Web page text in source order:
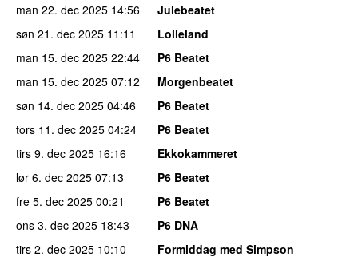
man 22. dec 2025 14:56
Julebeatet
søn 21. dec 2025 11:11
Lolleland
man 15. dec 2025 22:44
P6 Beatet
man 15. dec 2025 07:12
Morgenbeatet
søn 14. dec 2025 04:46
P6 Beatet
tors 11. dec 2025 04:24
P6 Beatet
tirs 9. dec 2025 16:16
Ekkokammeret
lør 6. dec 2025 07:13
P6 Beatet
fre 5. dec 2025 00:21
P6 Beatet
ons 3. dec 2025 18:43
P6 DNA
tirs 2. dec 2025 10:10
Formiddag med Simpson